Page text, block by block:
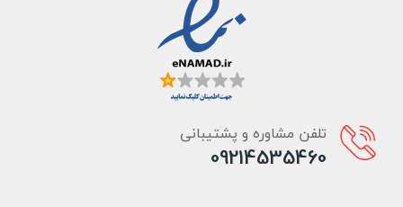
تلفن مشاوره و پشتیبانی
09214535460